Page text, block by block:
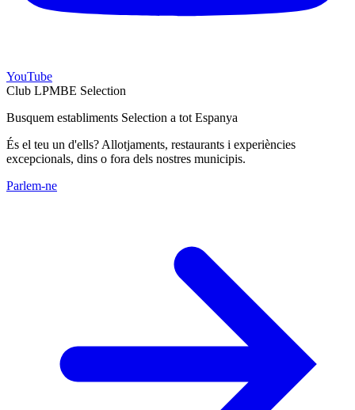
YouTube
Club LPMBE Selection
Busquem establiments Selection a tot Espanya
És el teu un d'ells? Allotjaments, restaurants i experiències
excepcionals, dins o fora dels nostres municipis.
Parlem-ne